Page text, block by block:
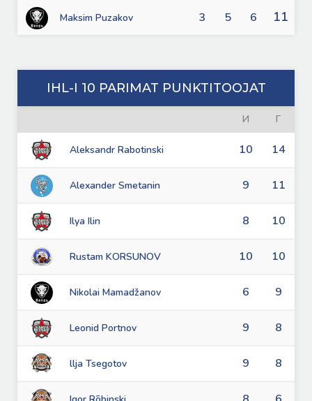
Maksim Puzakov 3 5 6 11
IHL-I 10 PARIMAT PUNKTITOOJAT
И Г
Aleksandr Rabotinski 10 14
Alexander Smetanin 9 11
Ilya Ilin 8 10
Rustam KORSUNOV 10 10
Nikolai Mamadžanov 6 9
Leonid Portnov 9 8
llja Tsegotov 9 8